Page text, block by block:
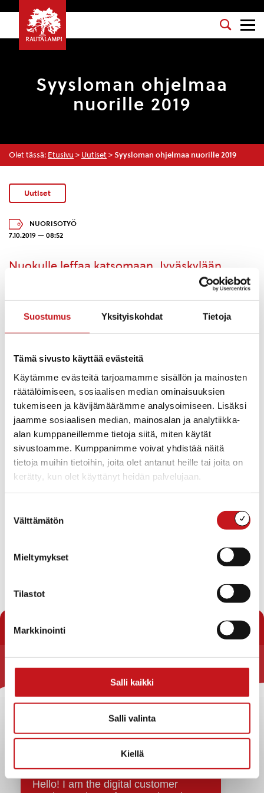
Suostumus Yksityiskohdat Tietoja
Tämä sivusto käyttää evästeitä
Käytämme evästeitä tarjoamamme sisällön ja mainosten
räätälöimiseen, sosiaalisen median ominaisuuksien
tukemiseen ja kävijämäärämme analysoimiseen. Lisäksi
jaamme sosiaalisen median, mainosalan ja analytiikka-
alan kumppaneillemme tietoja siitä, miten käytät
sivustoamme. Kumppanimme voivat yhdistää näitä
tietoja muihin tietoihin, joita olet antanut heille tai joita on
kerätty, kun olet käyttänyt heidän palvelujaan.
valinta
Välttämätön
Mieltymykset
Tilastot
Markkinointi
Salli kaikki
Salli valinta
Kiellä
Syysloman ohjelmaa
nuorille 2019
Olet tässä: Etusivu > Uutiset > Syysloman ohjelmaa nuorille 2019
Uutiset
NUORISOTYÖ
7.10.2019 — 08:52
Nuokulle leffaa katsomaan, Jyväskylään
shoppailemaan vai koko perheen voimin
Innostaisiko kerhopäivä tai leikkimieliset
P.S suosittu yönuokku järjestetään 15.11-16.11.2019.
Yönuokusta informoidaan myöhemmin.
Maanantaina 14.10 Jyväskylän reissun tarkemmat
aikataulut:
Lähtö Nuapurin takaa klo 8.30
Jyväskylässä n. klo 10 (keskusta – Leo´s leikkimaa)
Lähtö Jyväskylästä klo 15 (keskusta – Leo´s leikkimaa)
Paluu Nuapurin taakse n. klo 16.30.
euroa/matkustaja. Pääsymaksu maksetaan käteisellä
bussissa. Alle 12-vuotiaat lapset mukaan huoltajan
Yhteystiedot
Strategiat, ohjelmat, ohjeet, suunnitelmat, säännöt ja
sopimukset
Evästeet